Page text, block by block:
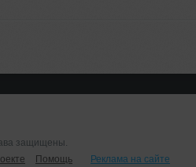
защищены.
Помощь
Реклама на сайте